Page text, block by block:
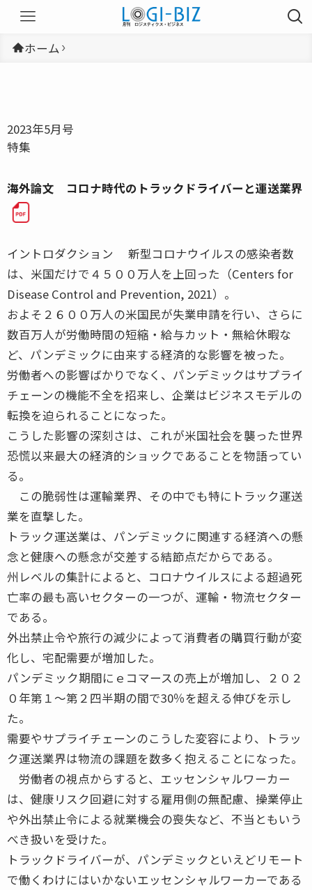
ホーム
2023年5月号
特集
海外論文 コロナ時代のトラックドライバーと運送業界
イントロダクション 新型コロナウイルスの感染者数
は、米国だけで４５００万人を上回った（Centers for
Disease Control and Prevention, 2021）。
およそ２６００万人の米国民が失業申請を行い、さらに
数百万人が労働時間の短縮・給与カット・無給休暇な
ど、パンデミックに由来する経済的な影響を被った。
労働者への影響ばかりでなく、パンデミックはサプライ
チェーンの機能不全を招来し、企業はビジネスモデルの
転換を迫られることになった。
こうした影響の深刻さは、これが米国社会を襲った世界
恐慌以来最大の経済的ショックであることを物語ってい
る。
この脆弱性は運輸業界、その中でも特にトラック運送
業を直撃した。
トラック運送業は、パンデミックに関連する経済への懸
念と健康への懸念が交差する結節点だからである。
州レベルの集計によると、コロナウイルスによる超過死
亡率の最も高いセクターの一つが、運輸・物流セクター
である。
外出禁止令や旅行の減少によって消費者の購買行動が変
化し、宅配需要が増加した。
パンデミック期間にｅコマースの売上が増加し、２０２
０年第１〜第２四半期の間で30％を超える伸びを示し
た。
需要やサプライチェーンのこうした変容により、トラッ
ク運送業界は物流の課題を数多く抱えることになった。
労働者の視点からすると、エッセンシャルワーカー
は、健康リスク回避に対する雇用側の無配慮、操業停止
や外出禁止令による就業機会の喪失など、不当ともいう
べき扱いを受けた。
トラックドライバーが、パンデミックといえどリモート
で働くわけにはいかないエッセンシャルワーカーである